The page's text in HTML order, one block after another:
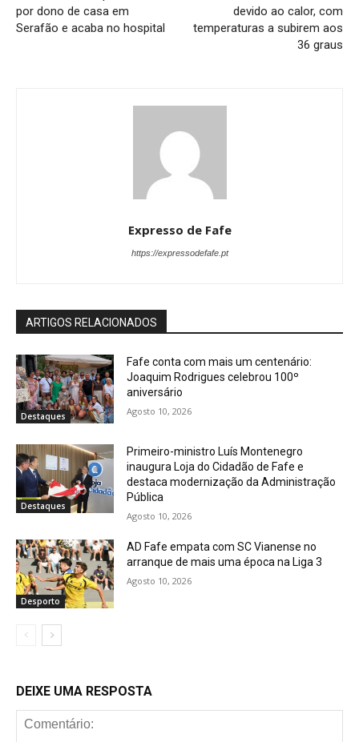
por dono de casa em
Serafão e acaba no hospital
devido ao calor, com
temperaturas a subirem aos
36 graus
Expresso de Fafe
https://expressodefafe.pt
ARTIGOS RELACIONADOS
Destaques
Fafe conta com mais um centenário:
Joaquim Rodrigues celebrou 100º
aniversário
Agosto 10, 2026
Destaques
Primeiro-ministro Luís Montenegro
inaugura Loja do Cidadão de Fafe e
destaca modernização da Administração
Pública
Agosto 10, 2026
Desporto
AD Fafe empata com SC Vianense no
arranque de mais uma época na Liga 3
Agosto 10, 2026
DEIXE UMA RESPOSTA